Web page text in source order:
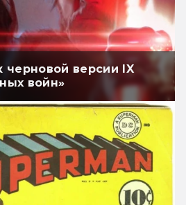
черновой версии IX
войн»